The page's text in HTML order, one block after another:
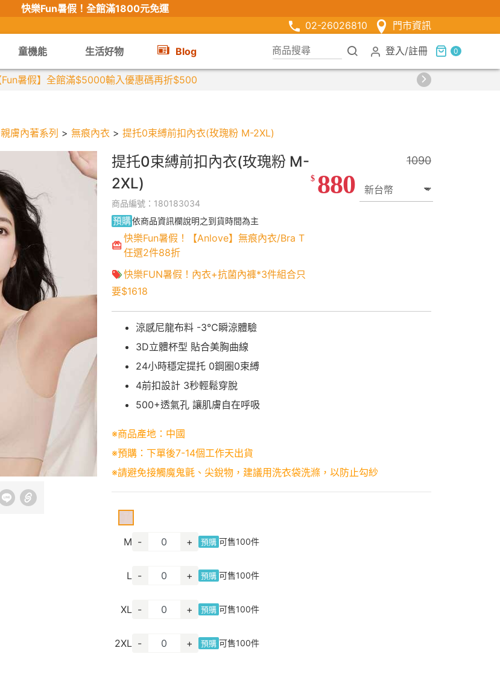
快樂Fun暑假！ 全館滿1800元免運
02-26026810
門市資訊
童機能 生活好物 Blog 登入 /註冊 0
【限時組合】買2件涼感衣享兒童半價
親膚內著系列 > 無痕內衣 > 提托0束縛前扣內衣(玫瑰粉 M-2XL)
提托0束縛前扣內衣(玫瑰粉 M-
2XL)
商品編號：180183034
預購依商品資訊欄說明之到貨時間為主
快樂Fun暑假！【Anlove】無痕內衣/Bra T
任選2件88折
快樂FUN暑假！內衣+抗菌內褲*3件組合只
要$1618
1090
$ 880
涼感尼龍布料 -3℃瞬涼體驗
3D立體杯型 貼合美胸曲線
24小時穩定提托 0鋼圈0束縛
4前扣設計 3秒輕鬆穿脫
500+透氣孔 讓肌膚自在呼吸
※商品產地：中國
※預購：下單後7-14個工作天出貨
※請避免接觸魔鬼氈、尖銳物，建議用洗衣袋洗滌，以防止勾紗
M - + 預購 可售100件
L - + 預購 可售100件
XL - + 預購 可售100件
2XL - + 預購 可售100件